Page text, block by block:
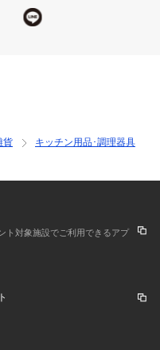
貨
キッチン用品･調理器具
ト対象施設でご利用できるアプ